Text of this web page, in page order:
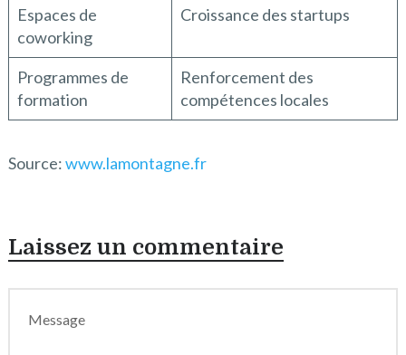
Espaces de
coworking
Croissance des startups
Programmes de
formation
Renforcement des
compétences locales
Source:www.lamontagne.fr
Laissez un commentaire